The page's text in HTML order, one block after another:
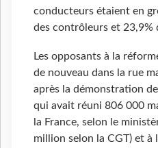
conducteurs étaient en
des contrôleurs et 23,9%
Les opposants à la
de nouveau dans la rue
après la démonstration
qui avait réuni 806 000
la France, selon le
million selon la CGT) et à